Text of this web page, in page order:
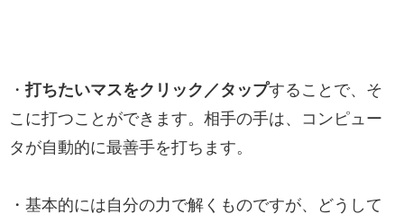
・打ちたいマスをクリック／タップすることで、そ
こに打つことができます。相手の手は、コンピュー
タが自動的に最善手を打ちます。
・基本的には自分の力で解くものですが、どうして